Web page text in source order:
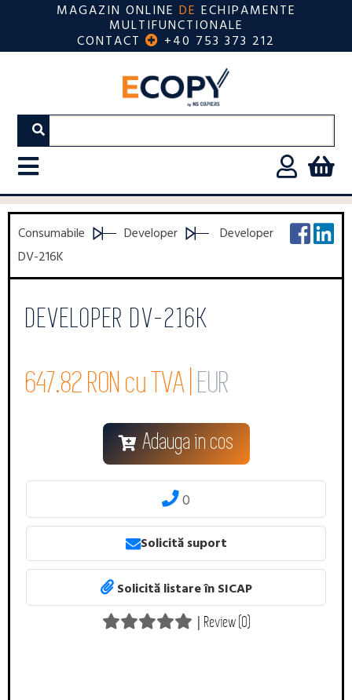
MAGAZIN ONLINE DE ECHIPAMENTE
MULTIFUNCTIONALE
CONTACT +40 753 373 212
Consumabile Developer
Developer
DV-216K
DEVELOPER DV-216K
647.82 RON cu TVA | EUR
Adauga in cos
0
Solicită suport
Solicită listare în SICAP
| Review (0)